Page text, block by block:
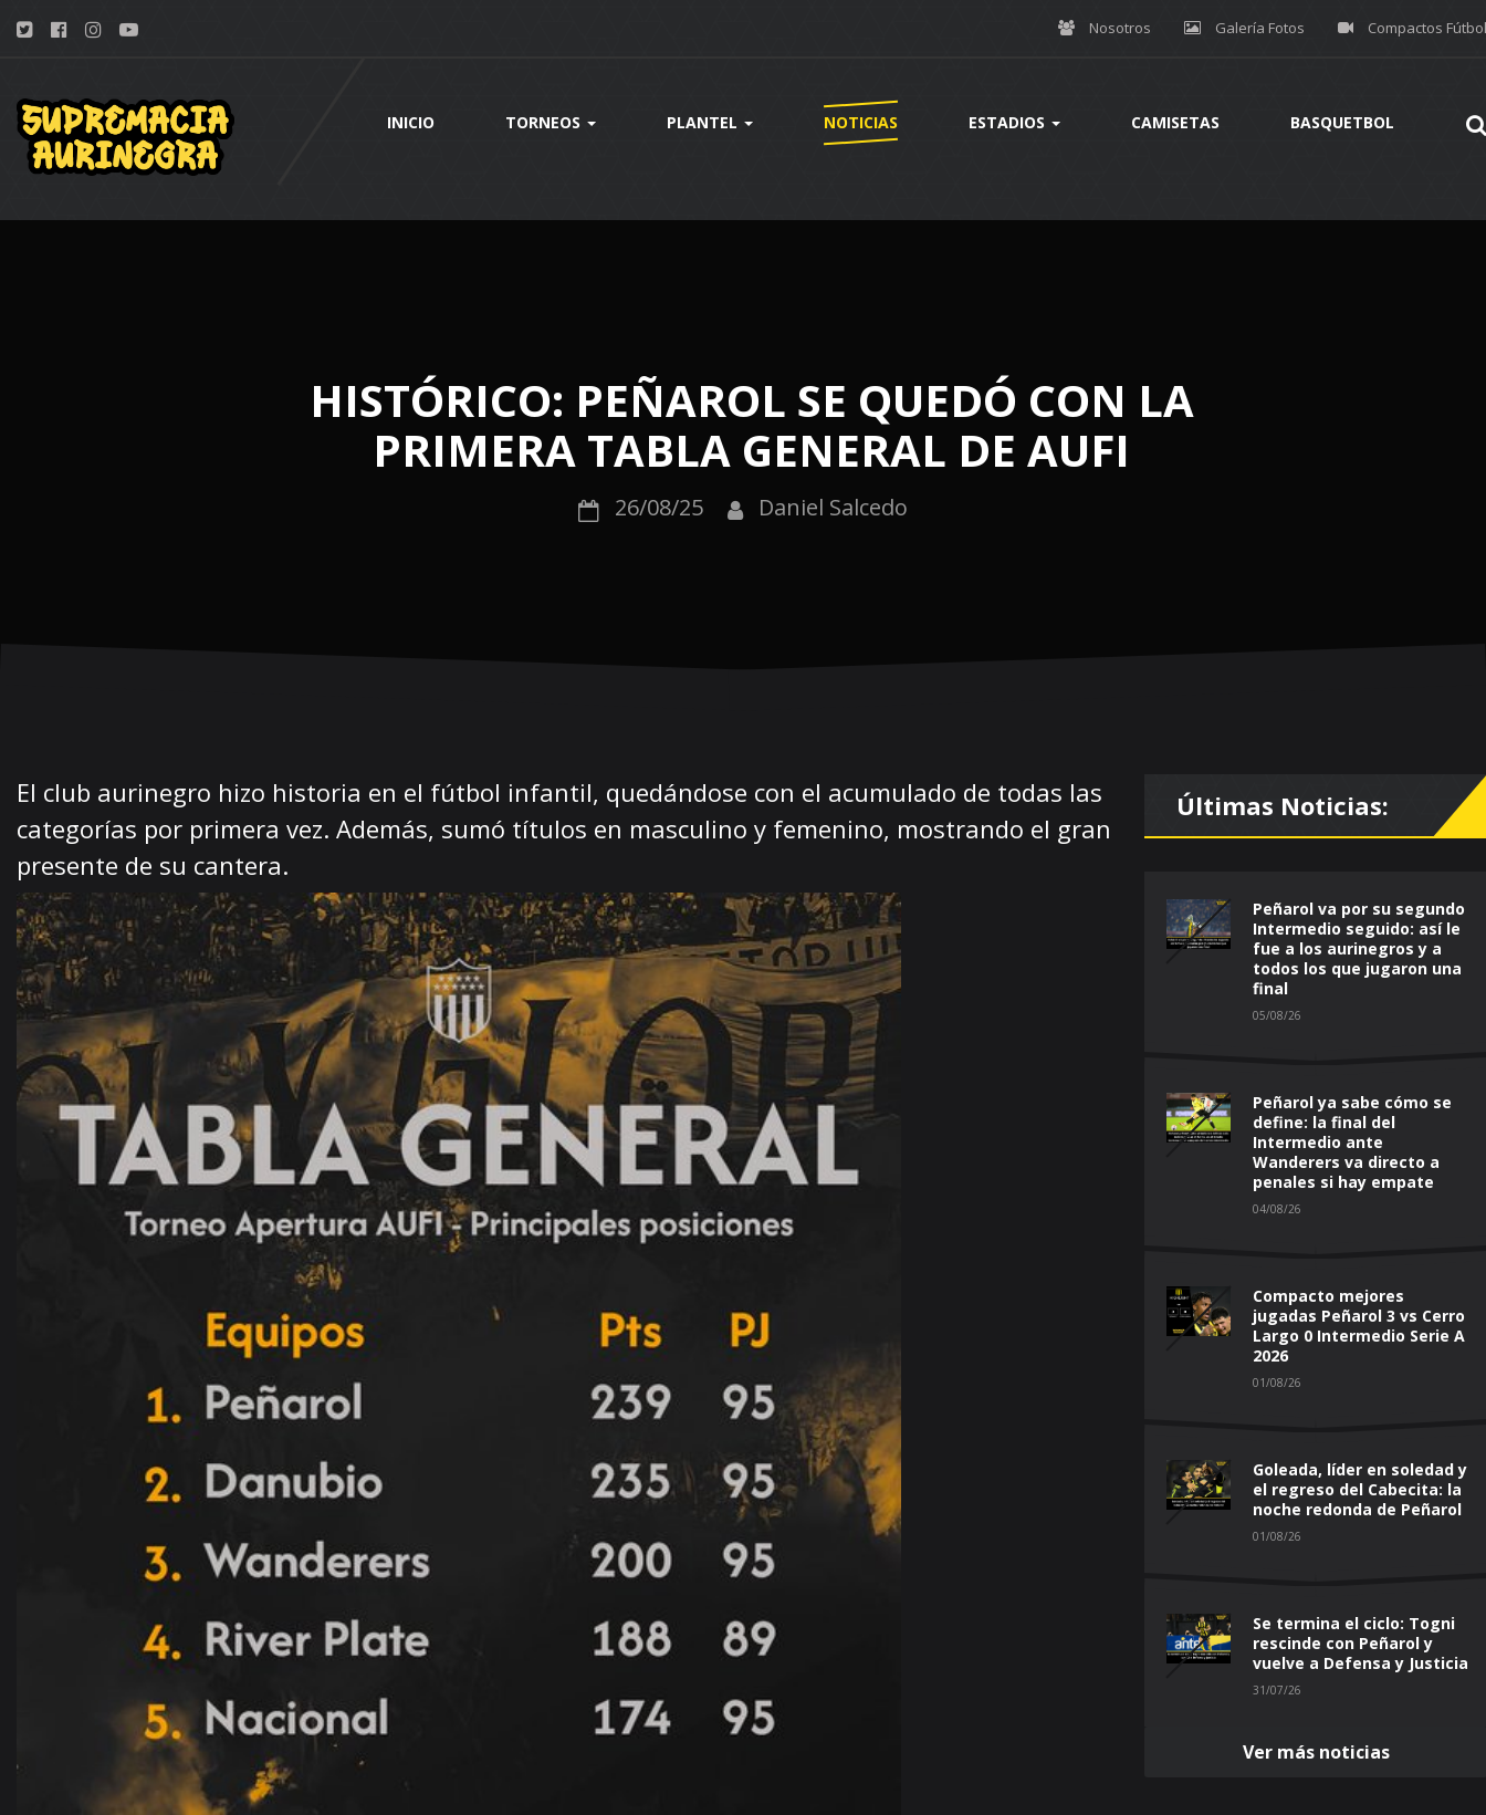
Nosotros Galería Fotos Compactos Fútbol
INICIO TORNEOS PLANTEL NOTICIAS ESTADIOS CAMISETAS BASQUETBOL
HISTÓRICO: PEÑAROL SE QUEDÓ CON LA
PRIMERA TABLA GENERAL DE AUFI
26/08/25 Daniel Salcedo
El club aurinegro hizo historia en el fútbol infantil, quedándose con el acumulado de todas las
categorías por primera vez. Además, sumó títulos en masculino y femenino, mostrando el gran
presente de su cantera.
Últimas Noticias:
Peñarol va por su segundo
Intermedio seguido: así le
fue a los aurinegros y a
todos los que jugaron una
final
05/08/26
Peñarol ya sabe cómo se
define: la final del
Intermedio ante
Wanderers va directo a
penales si hay empate
04/08/26
Compacto mejores
jugadas Peñarol 3 vs Cerro
Largo 0 Intermedio Serie A
2026
01/08/26
Goleada, líder en soledad y
el regreso del Cabecita: la
noche redonda de Peñarol
01/08/26
Se termina el ciclo: Togni
rescinde con Peñarol y
vuelve a Defensa y Justicia
31/07/26
Ver más noticias